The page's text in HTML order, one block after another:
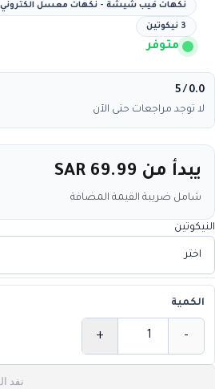
نكهات فيب شيشة - نكهات معسل الكتروني
3 نيكوتين
متوفر
0.0
/ 5
لا توجد مراجعات حتى الآن
يبدأ من SAR 69.99
شامل ضريبة القيمة المضافة
النيكوتين
الكمية
-
+
نفد